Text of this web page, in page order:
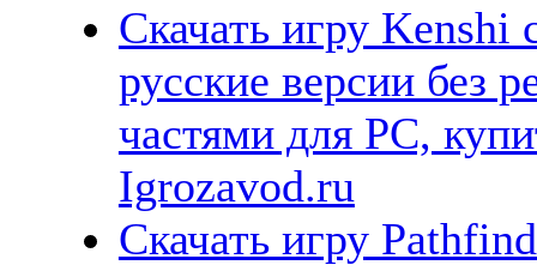
Скачать игру
русские версии без
частями для PC,
Igrozavod.ru
Скачать игру